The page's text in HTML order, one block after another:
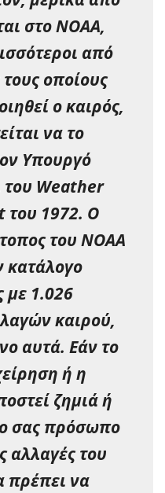
στο NOAA,
από
οποίους
ο καιρός,
να το
Υπουργό
του Weather
του 1972. Ο
του NOAA
κατάλογο
με 1.026
καιρού,
αυτά. Εάν το
ή η
ζημιά ή
σας πρόσωπο
αλλαγές του
πρέπει να